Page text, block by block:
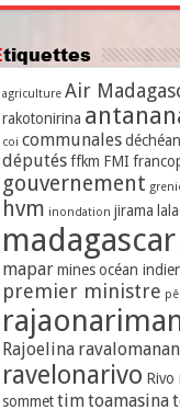
Étiquettes
agriculture Air
rakotonirina
coi communales
députés ffkm FMI
gouvernement
hvm inondation jirama
madagascar
mapar mines océan
premier ministre
Rajoelina
ravelonarivo Rivo
sommet timtoamasina